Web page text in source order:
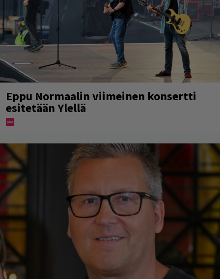
Eppu Normaalin viimeinen konsertti
esitetään Ylellä